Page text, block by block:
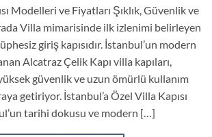
Modelleri ve Fiyatları Şıklık, Güvenlik ve
Villa mimarisinde ilk izlenimi belirleyen
giriş kapısıdır. İstanbul’un modern
Alcatraz Çelik Kapı villa kapıları,
güvenlik ve uzun ömürlü kullanım
getiriyor. İstanbul’a Özel Villa Kapısı
tarihi dokusu ve modern […]